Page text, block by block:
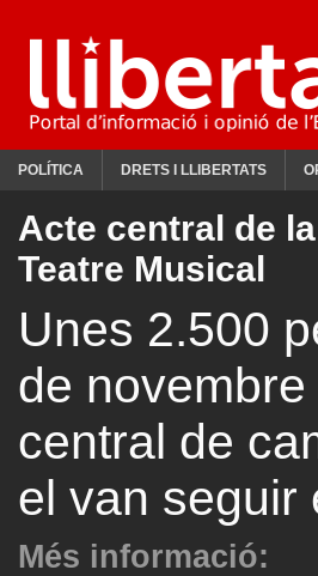
POLÍTICA DRETS I LLIBERTATS
Acte central de
Teatre Musical
Unes 2.500
de
central de
el van seguir
Més informació: